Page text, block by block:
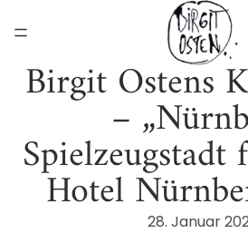
Birgit Ostens
–
Hotel 28. Januar